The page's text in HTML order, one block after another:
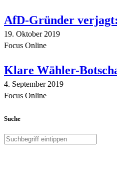
AfD-Gründer
19. Oktober 2019
Focus Online
Klare Wähler-
4. September 2019
Focus Online
Suche